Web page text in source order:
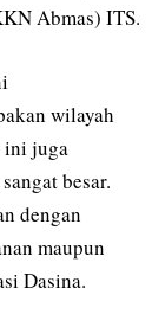
Abmas) ITS.
wilayah
ini juga
besar.
dengan
maupun
Dasina.